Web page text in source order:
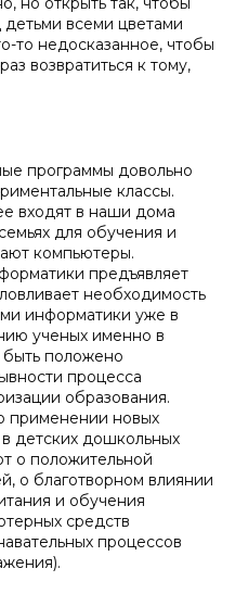
всеми цветами
то недосказанное, чтобы
возвратиться к тому,
программы довольно
классы.
входят в наши дома
для обучения и
компьютеры.
предъявляет
необходимость
информатики уже в
ученых именно в
положено
процесса
образования.
применении новых
детских дошкольных
о положительной
о благотворном влиянии
и обучения
средств
процессов